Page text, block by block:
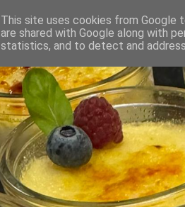
This site uses cookies from Google
are shared with Google along with
statistics, and to detect and